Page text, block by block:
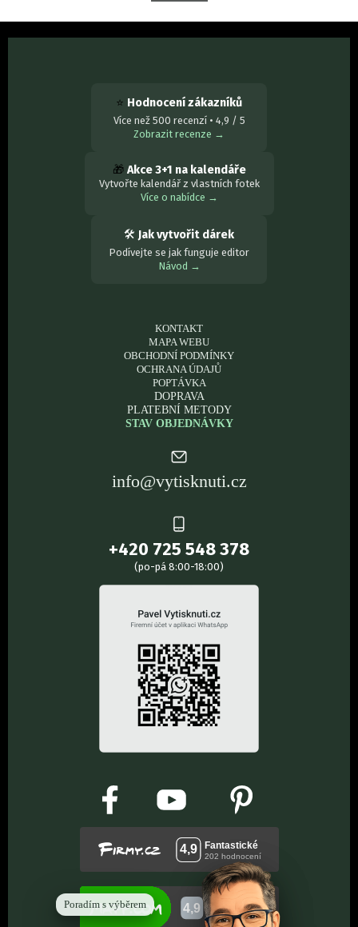
Poradím s výběrem
⭐ Hodnocení zákazníků
Více než 500 recenzí • 4,9 / 5
Zobrazit recenze →
🎁 Akce 3+1 na kalendáře
Vytvořte kalendář z vlastních fotek
Více o nabídce →
🛠 Jak vytvořit dárek
Podívejte se jak funguje editor
Návod →
KONTAKT
MAPA WEBU
OBCHODNÍ PODMÍNKY
OCHRANA ÚDAJŮ
POPTÁVKA
DOPRAVA
PLATEBNÍ METODY
STAV OBJEDNÁVKY
info@vytisknuti.cz
+420 725 548 378
(po-pá 8:00-18:00)